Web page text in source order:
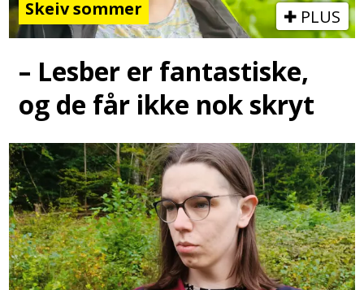
Skeiv sommer PLUS
– Lesber er fantastiske,
og de får ikke nok skryt